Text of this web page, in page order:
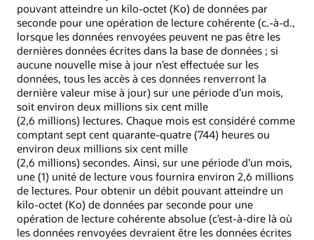
pouvant atteindre un kilo-octet (Ko) de données par
seconde pour une opération de lecture cohérente (c.-à-d.,
lorsque les données renvoyées peuvent ne pas être les
dernières données écrites dans la base de données ; si
aucune nouvelle mise à jour n’est effectuée sur les
données, tous les accès à ces données renverront la
dernière valeur mise à jour) sur une période d’un mois,
soit environ deux millions six cent mille
(2,6 millions) lectures. Chaque mois est considéré comme
comptant sept cent quarante-quatre (744) heures ou
environ deux millions six cent mille
(2,6 millions) secondes. Ainsi, sur une période d’un mois,
une (1) unité de lecture vous fournira environ 2,6 millions
de lectures. Pour obtenir un débit pouvant atteindre un
kilo-octet (Ko) de données par seconde pour une
opération de lecture cohérente absolue (c’est-à-dire là où
les données renvoyées devraient être les données écrites